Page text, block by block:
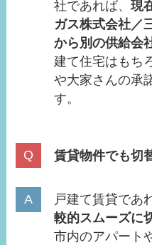
社であれば、現
ガス株式会社／
から別の供給会
建て住宅はもち
や大家さんの承
す。
賃貸物件でも切
戸建て賃貸であ
較的スムーズに
市内のアパート